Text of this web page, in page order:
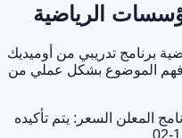
الرياضية
برنامج تدريبي من أوميديك
الموضوع بشكل عملي من
المعلن السعر: يتم تأكيده